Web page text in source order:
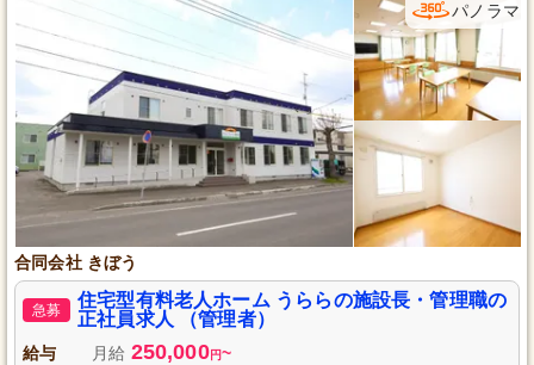
パノラマ
合同会社 きぼう
急募
住宅型有料老人ホーム うららの施設長・管理職の
正社員求人 （管理者）
給与 月給 250,000円~